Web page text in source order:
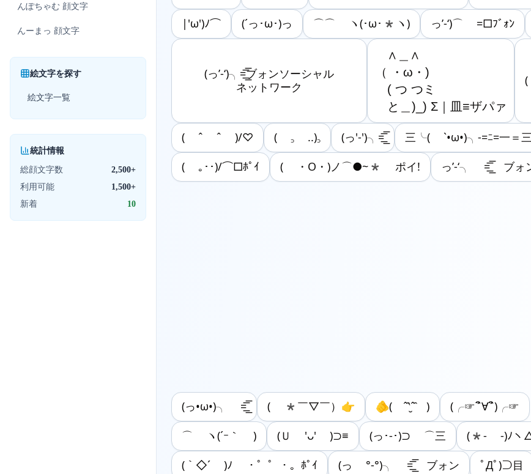
んぽちゃむ 顔文字
んーまっ 顔文字
絵文字を探す
絵文字一覧
統計情報
総顔文字数
2,500+
利用可能
1,500+
新着
10
|'ω')ﾉ⌒ (´っ･ω･)っ ⌒⌒ ヽ(･ω･*ヽ) っ’-‘)⌒ =□ﾌﾞｫﾝ
(っ’-‘)╮=͟͟͞͞ブォンソーシャル
ネットワーク
∧＿∧
（ ・ω・)
( つ つミ
と＿)_) Σ｜皿≡ザパァ
(
( ˆ ˆ )/♡ ( ꜆ ..)꜆ (っ'-')╮=͟͟͞͞ 三╰( `•ω•)╮-=ﾆ=一＝三
( ｡･･)/⌒□ﾎﾟｲ ( ・O・)ノ⌒●~* ポイ! っ’-‘╮ =͟͟͞͞ ブォ
(っ•ω•)╮ =͟͟͞͞ ( *￣▽￣）👉 🫵( ˆ̑‵̮ˆ̑ ) (╭☞´ิ∀´ิ)╭☞
⌒ ヽ(´ｰ｀ ) (Ｕ 'ᴗ' )⊃≡ (っ･-･)⊃ ⌒三 (*- -)ﾉヽ△
(｀◇´ )ﾉ ・゜゜・。ﾎﾟｲ (っ °-°)╮ =͟͟͞͞ ブォン ﾟДﾟ)⊃目